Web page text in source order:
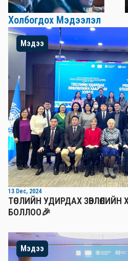
Холбогдох Мэдээлэл
Мэдээ
13 Dec, 2024
ТӨСЛИЙН УДИРДАХ
БОЛЛОО🎉
Мэдээ